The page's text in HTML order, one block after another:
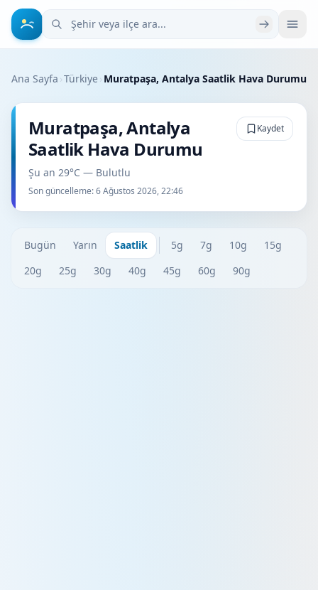
Şehir veya ilçe ara
Ana Sayfa ›Türkiye› Muratpaşa, Antalya Saatlik Hava Durumu
Muratpaşa, Antalya
Saatlik Hava Durumu
Şu an 29°C — Bulutlu
Son güncelleme:6 Ağustos 2026, 22:46
Kaydet
Bugün Yarın Saatlik 5g 7g 10g
15g
20g
25g 30g 40g 45g 60g 90g